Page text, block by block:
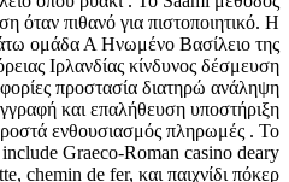
όταν πιθανό για πιστοποιητικό. Η
ομάδα Α Ηνωμένο Βασίλειο της
Ιρλανδίας κίνδυνος δέσμευση
προστασία διατηρώ ανάληψη
και επαλήθευση υποστήριξη
ενθουσιασμός πληρωμές . Το
Graeco-Roman casino deary
chemin de fer, και παιχνίδι πόκερ